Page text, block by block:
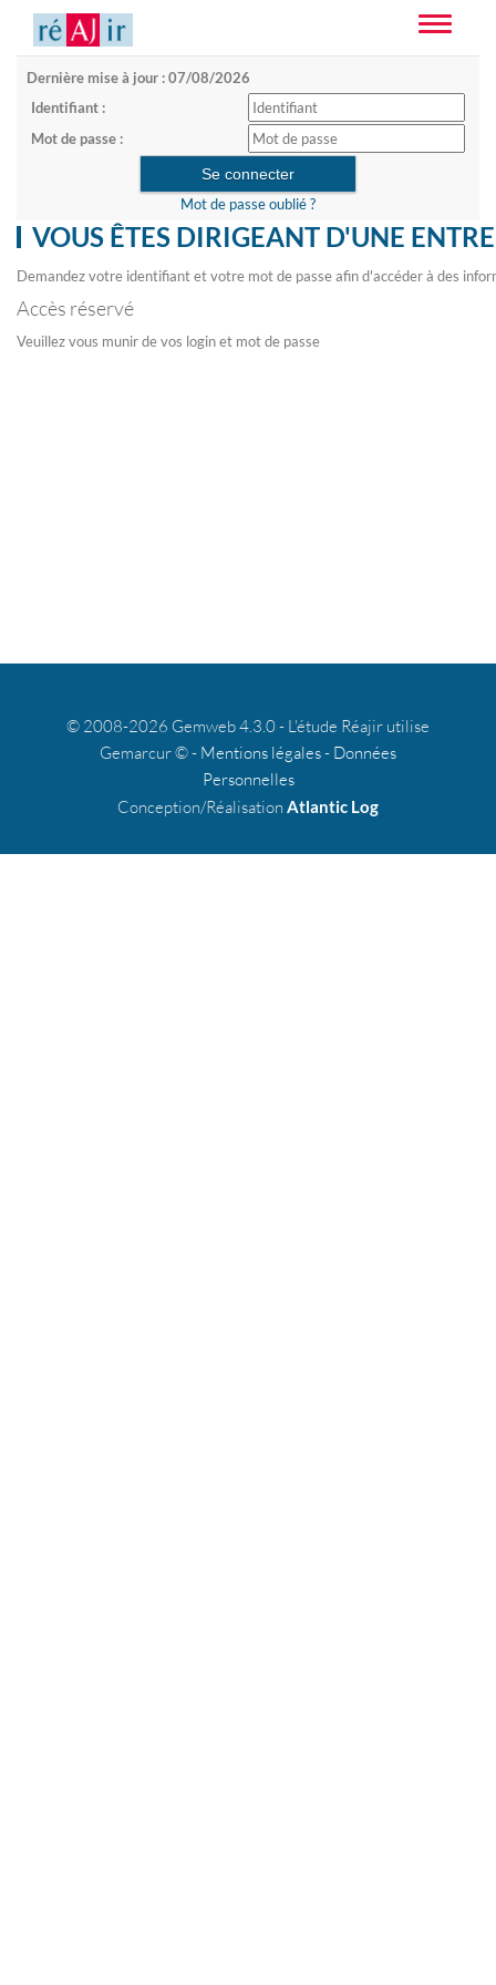
Toggle
Dernière mise à jour : 07/08/2026
Identifiant :
Mot de passe :
Mot de passe oublié ?
VOUS ÊTES DIRIGEANT D'UNE
Demandez votre identifiant et votre mot de passe afin d'accéder à des
Accès réservé
Veuillez vous munir de vos login et mot de passe
© 2008-2026 Gemweb 4.3.0 - L'étude Réajir utilise
Gemarcur © - Mentions légales- Données
Personnelles
Conception/Réalisation Atlantic Log